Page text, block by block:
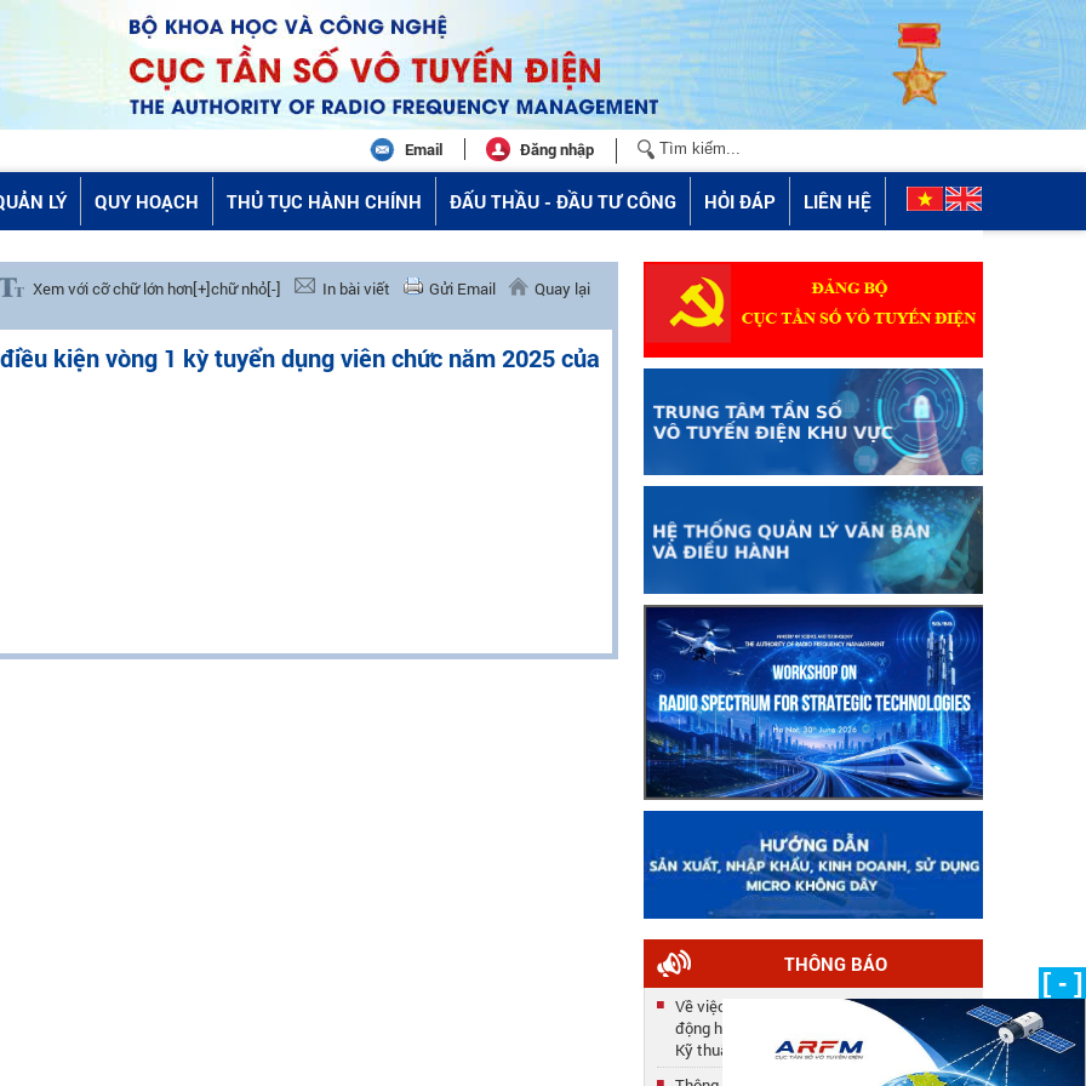
Email Đăng nhập
LÝ QUY HOẠCH THỦ TỤC HÀNH CHÍNH ĐẤU THẦU - ĐẦU TƯ CÔNG HỎI ĐÁP LIÊN HỆ
Xem với cỡ chữ lớn hơn[+]chữ nhỏ[-] In bài viết Gửi Email Quay lại
kiện vòng 1 kỳ tuyển dụng viên chức năm 2025 của
THÔNG BÁO
Về việc công nhận kết quả tuyển dụng lao
động hợp đồng năm 2025 của Trung tâm
Kỹ thuật
Thông báo số 33/TB-TTKT về việc gia hạn
[ - ]